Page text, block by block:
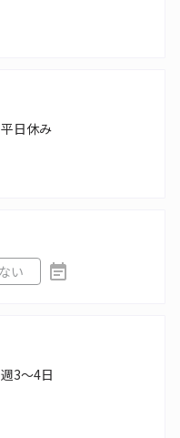
平日休み
週3～4日